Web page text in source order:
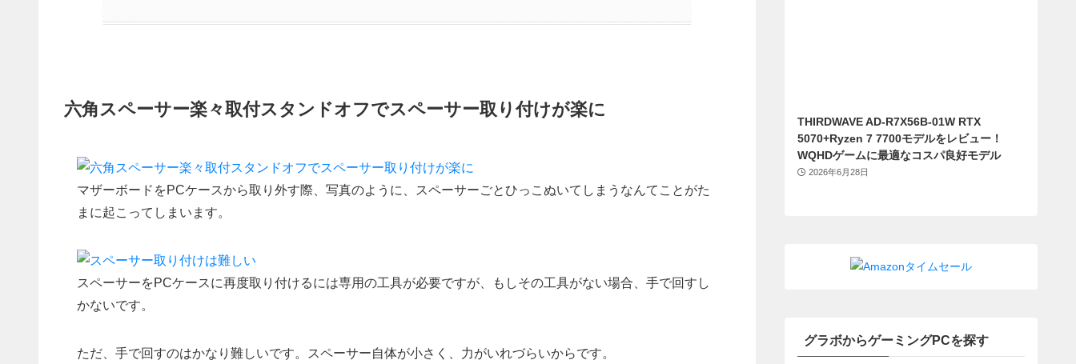
六角スペーサー楽々取付スタンドオフでスペーサー取り付けが楽に
マザーボードをPCケースから取り外す際、写真のように、スペーサーごとひっこぬいてしまうなんてことがた
まに起こってしまいます。
スペーサーをPCケースに再度取り付けるには専用の工具が必要ですが、もしその工具がない場合、手で回すし
かないです。
ただ、手で回すのはかなり難しいです。スペーサー自体が小さく、力がいれづらいからです。
THIRDWAVE AD-R7X56B-01W RTX
5070+Ryzen 7 7700モデルをレビュー！
WQHDゲームに最適なコスパ良好モデル
2026年6月28日
グラボからゲーミングPCを探す